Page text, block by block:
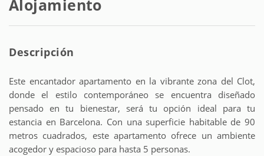
Alojamiento
Descripción
Este encantador apartamento en la vibrante zona del Clot,
donde el estilo contemporáneo se encuentra diseñado
pensado en tu bienestar, será tu opción ideal para tu
estancia en Barcelona. Con una superficie habitable de 90
metros cuadrados, este apartamento ofrece un ambiente
acogedor y espacioso para hasta 5 personas.